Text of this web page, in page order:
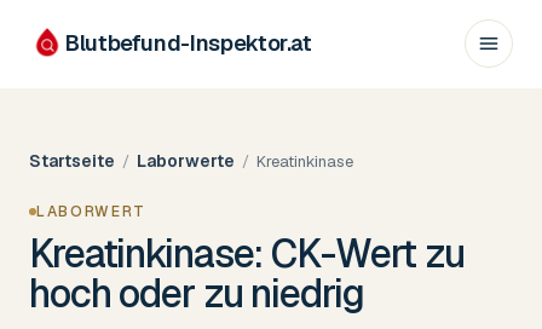
Blutbefund-Inspektor.at
Startseite / Laborwerte / Kreatinkinase
LABORWERT
Kreatinkinase: CK-Wert zu
hoch oder zu niedrig